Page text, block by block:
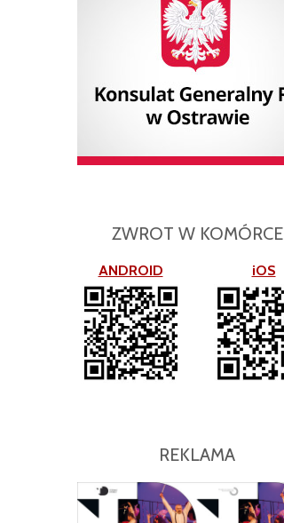
ZWROT W KOMÓRCE
ANDROID iOS
REKLAMA